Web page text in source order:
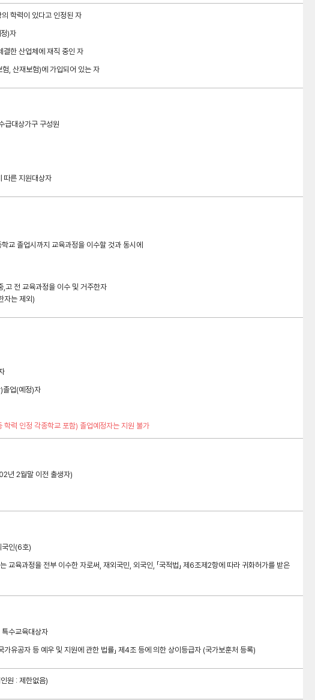
학력이 있다고 인정된 자
)자
결한 산업체에 재직 중인 자
, 산재보험)에 가입되어 있는 자
급대상가구 구성원
따른 지원대상자
교 졸업시까지 교육과정을 이수할 것과 동시에
,고 전 교육과정을 이수 및 거주한자
자는 제외)
졸업(예정)자
력 인정 각종학교 포함) 졸업예정자는 지원 불가
년 2월말 이전 출생자)
국인(6호)​
교육과정을 전부 이수한 자로써, 재외국민, 외국인, 「국적법」 제6조제2항에 따라 귀화허가를 받은
특수교육대상자
국가유공자 등 예우 및 지원에 관한 법률」 제4조 등에 의한 상이등급자 (국가보훈처 등록)
원 : 제한없음)